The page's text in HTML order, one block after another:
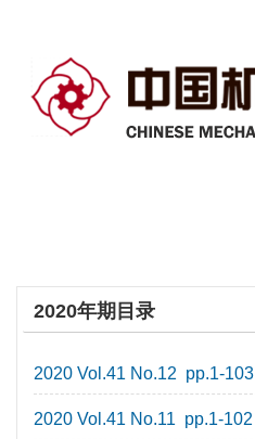
2020年期目录
2020 Vol.41 No.12 pp.1-103
2020 Vol.41 No.11 pp.1-102